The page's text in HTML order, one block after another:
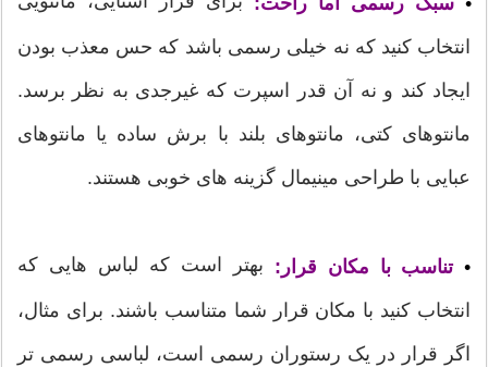
انتخاب کنید که نه خیلی رسمی باشد که حس معذب بودن
ایجاد کند و نه آن قدر اسپرت که غیرجدی به نظر برسد.
مانتوهای کتی، مانتوهای بلند با برش ساده یا مانتوهای
عبایی با طراحی مینیمال گزینه های خوبی هستند.
•تناسب با مکان قرار: بهتر است که لباس هایی که
انتخاب کنید با مکان قرار شما متناسب باشند. برای مثال،
اگر قرار در یک رستوران رسمی است، لباسی رسمی تر